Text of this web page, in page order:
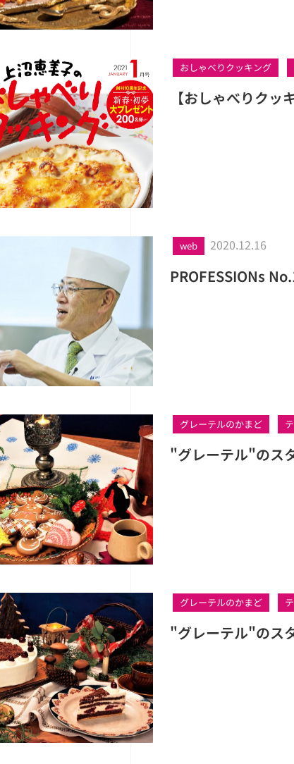
おしゃべりクッキング
【おしゃべりクッ
web 2020.12.16
PROFESSIONs
グレーテルのかまど
"グレーテル"のス
グレーテルのかまど
"グレーテル"のス